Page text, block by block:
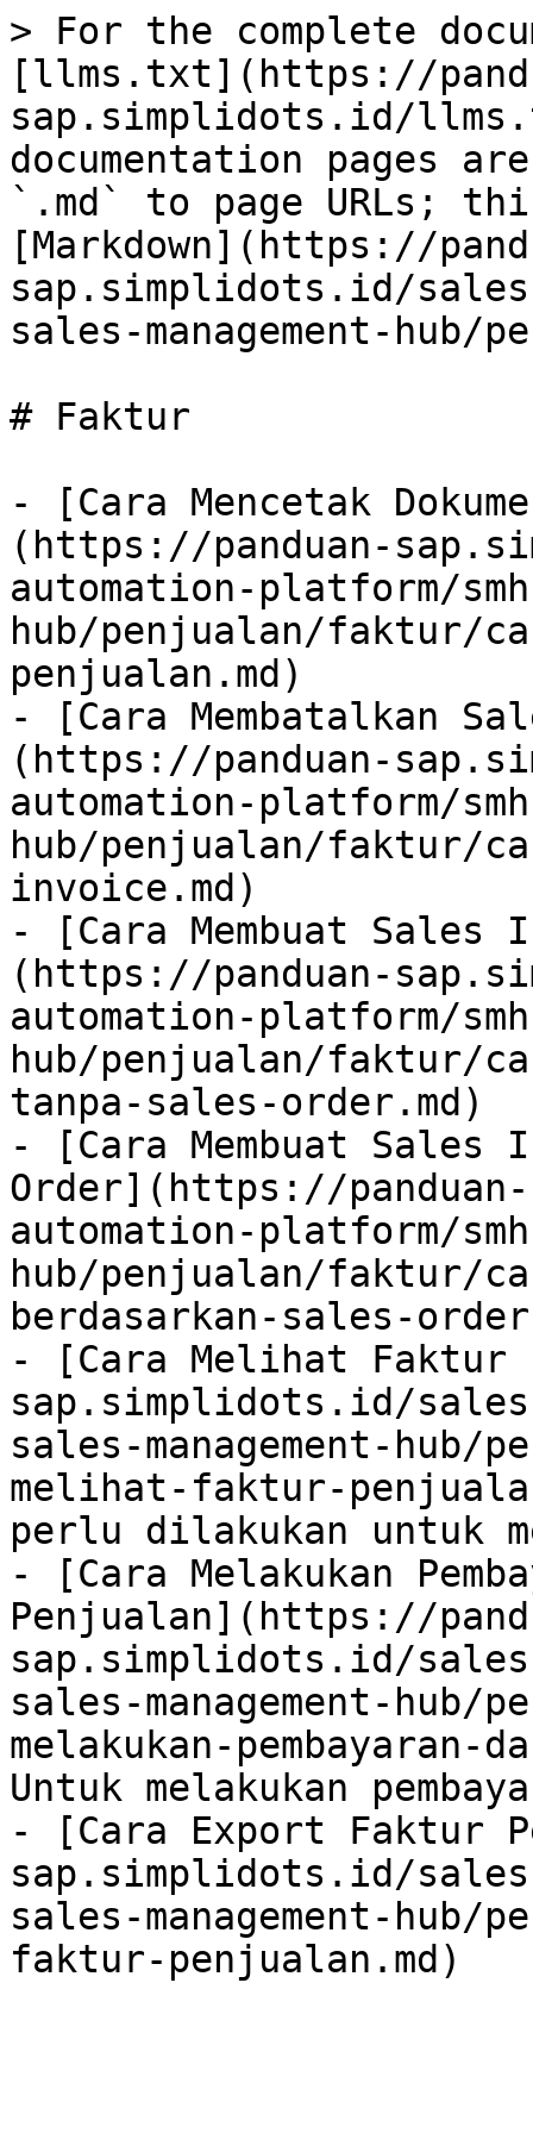
> For the complete
[llms.txt](https://
sap.simplidots.id/
documentation pages
`.md` to page URLs;
[Markdown](https://
sap.simplidots.id/
sales-management-
# Faktur
- [Cara Mencetak
(https://panduan-
automation-platform/
hub/penjualan/faktur/
penjualan.md)
- [Cara Membatalkan
(https://panduan-
automation-platform/
hub/penjualan/faktur/
invoice.md)
- [Cara Membuat Sales
(https://panduan-
automation-platform/
hub/penjualan/faktur/
tanpa-sales-order.md)
- [Cara Membuat Sales
Order](https://
automation-platform/
hub/penjualan/faktur/
berdasarkan-sales-
- [Cara Melihat Faktur
sap.simplidots.id/
sales-management-
melihat-faktur-
perlu dilakukan untuk
- [Cara Melakukan
Penjualan](https://
sap.simplidots.id/
sales-management-
melakukan-
Untuk melakukan
- [Cara Export Faktur
sap.simplidots.id/
sales-management-